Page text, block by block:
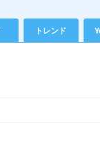
トレンド